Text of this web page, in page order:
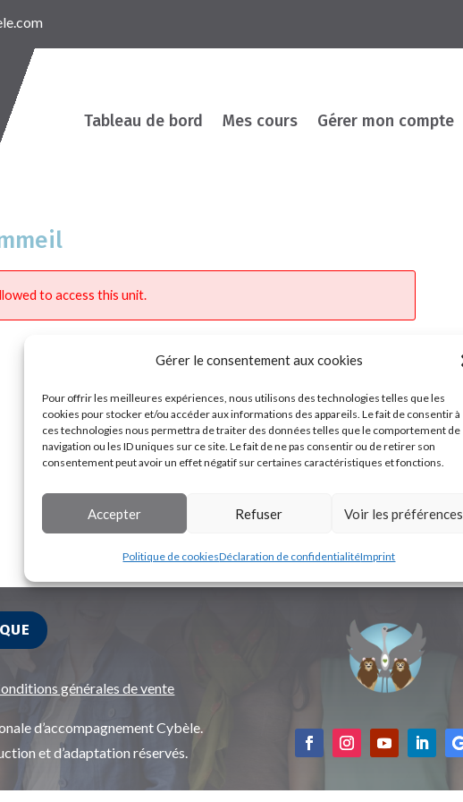
Gérer le consentement aux cookies
Pour offrir les meilleures expériences, nous utilisons des technologies telles que les
cookies pour stocker et/ou accéder aux informations des appareils. Le fait de consentir à
ces technologies nous permettra de traiter des données telles que le comportement de
navigation ou les ID uniques sur ce site. Le fait de ne pas consentir ou de retirer son
consentement peut avoir un effet négatif sur certaines caractéristiques et fonctions.
Accepter Refuser Voir les préférences
Politique de cookiesDéclaration de confidentialitéImprint
Tableau de bord Mes cours Gérer mon compte
to access this unit.
générales de vente
d’accompagnement Cybèle.
et d’adaptation réservés.